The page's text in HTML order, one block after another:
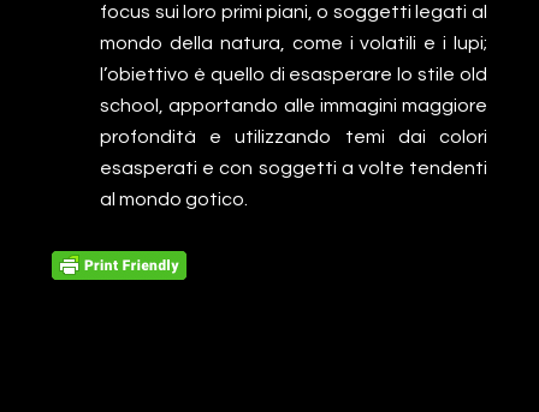
focus sui loro primi piani, o soggetti legati al
mondo della natura, come i volatili e i lupi;
l’obiettivo è quello di esasperare lo stile old
school, apportando alle immagini maggiore
profondità e utilizzando temi dai colori
esasperati e con soggetti a volte tendenti
al mondo gotico.